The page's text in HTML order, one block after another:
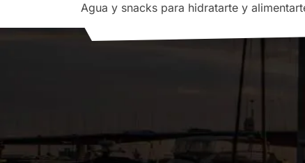
Agua y snacks para hidratarte y